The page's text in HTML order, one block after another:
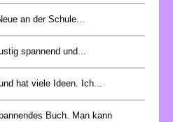
an der Schule...
spannend und...
hat viele Ideen. Ich...
Buch. Man kann